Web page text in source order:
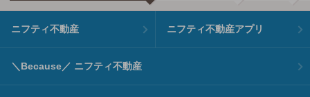
ニフティ不動産 ニフティ不動産アプリ
＼Because／ ニフティ不動産